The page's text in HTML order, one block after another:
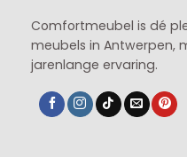
Comfortmeubel is dé
meubels in Antwerpen,
jarenlange ervaring.